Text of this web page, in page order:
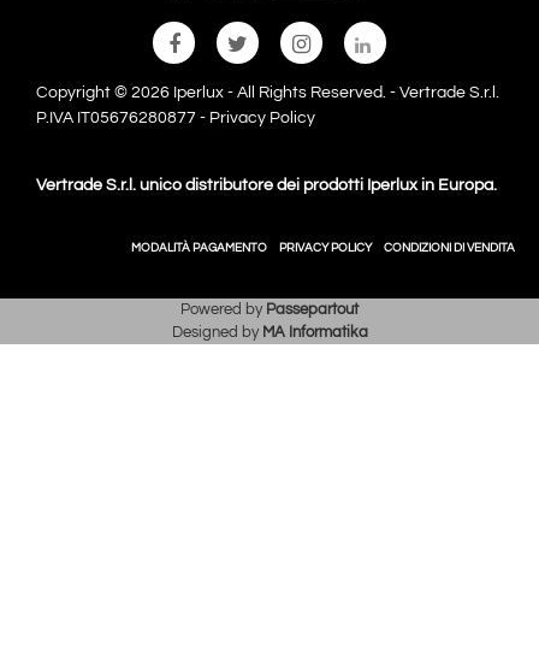
Copyright © 2026 Iperlux - All Rights Reserved. - Vertrade S.r.l.
P.IVA IT05676280877 - Privacy Policy
Vertrade S.r.l. unico distributore dei prodotti Iperlux in Europa.
MODALITÀ PAGAMENTO PRIVACY POLICY CONDIZIONI DI VENDITA
Powered by Passepartout
Designed by MA Informatika